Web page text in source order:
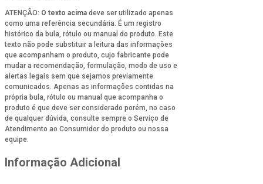
ATENÇÃO: O texto acima deve ser utilizado apenas
como uma referência secundária. É um registro
histórico da bula, rótulo ou manual do produto. Este
texto não pode substituir a leitura das informações
que acompanham o produto, cujo fabricante pode
mudar a recomendação, formulação, modo de uso e
alertas legais sem que sejamos previamente
comunicados. Apenas as informações contidas na
própria bula, rótulo ou manual que acompanha o
produto é que deve ser considerado porém, no caso
de qualquer dúvida, consulte sempre o Serviço de
Atendimento ao Consumidor do produto ou nossa
equipe.
Informação Adicional